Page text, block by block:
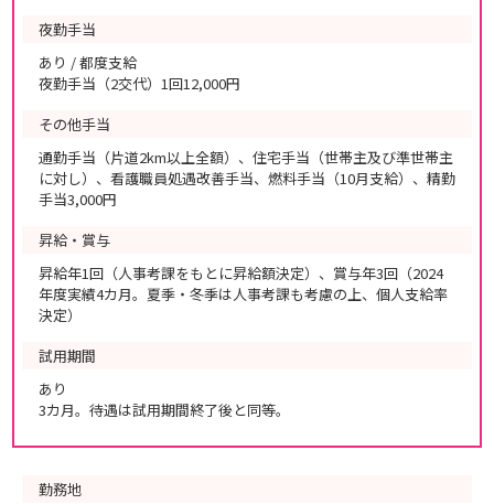
夜勤手当
あり / 都度支給
夜勤手当（2交代）1回12,000円
その他手当
通勤手当（片道2km以上全額）、住宅手当（世帯主及び準世帯主
に対し）、看護職員処遇改善手当、燃料手当（10月支給）、精勤
手当3,000円
昇給・賞与
昇給年1回（人事考課をもとに昇給額決定）、賞与年3回（2024
年度実績4カ月。夏季・冬季は人事考課も考慮の上、個人支給率
決定）
試用期間
あり
3カ月。待遇は試用期間終了後と同等。
勤務地